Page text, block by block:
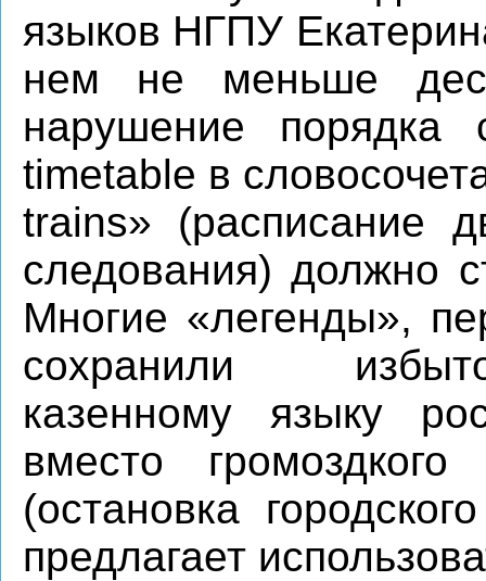
языков НГПУ
нем не меньше
нарушение
timetable в
trains» (расписание
следования) должно
Многие «легенды»,
сохранили
казенному языку
вместо
(остановка
предлагает